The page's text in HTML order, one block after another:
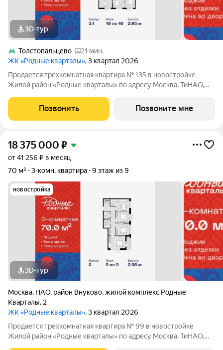
3D-тур
Толстопальцево
21 мин.
ЖК «Родные кварталы», 3 квартал 2026
Продается трехкомнатная квартира № 135 в новостройке
Жилой район «Родные кварталы» по адресу Москва, ТиНАО,
Родные Кварталы, 3.1, район Внуково, Новомосковский
административный округ, Москва. Общая
Позвонить Позвоните мне
18 375 000 ₽
от 41 256 ₽ в месяц
70 м²
3-комн. квартира 9 этаж из 9
новостройка
3D-тур
Москва, НАО, район Внуково,жилой комплекс Родные
Кварталы, 2
ЖК «Родные кварталы», 3 квартал 2026
Продается трехкомнатная квартира № 99 в новостройке
Жилой район «Родные кварталы» по адресу Москва, ТиНАО,